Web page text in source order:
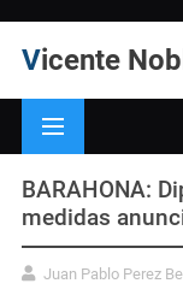
Vicente
BARAHONA:
medidas
Juan Pablo Perez